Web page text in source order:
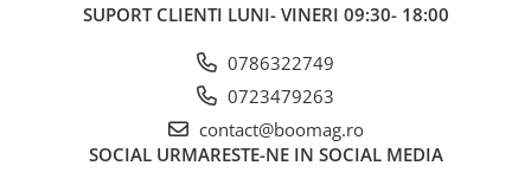
SUPORT CLIENTI LUNI- VINERI 09:30- 18:00
0786322749
0723479263
contact@boomag.ro
SOCIAL URMARESTE-NE IN SOCIAL MEDIA